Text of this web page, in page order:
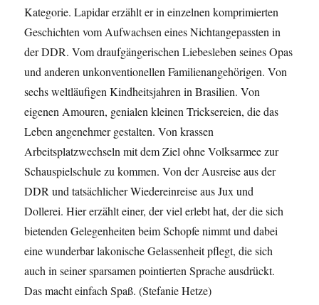
Kategorie. Lapidar erzählt er in einzelnen komprimierten
Geschichten vom Aufwachsen eines Nichtangepassten in
der DDR. Vom draufgängerischen Liebesleben seines Opas
und anderen unkonventionellen Familienangehörigen. Von
sechs weltläufigen Kindheitsjahren in Brasilien. Von
eigenen Amouren, genialen kleinen Tricksereien, die das
Leben angenehmer gestalten. Von krassen
Arbeitsplatzwechseln mit dem Ziel ohne Volksarmee zur
Schauspielschule zu kommen. Von der Ausreise aus der
DDR und tatsächlicher Wiedereinreise aus Jux und
Dollerei. Hier erzählt einer, der viel erlebt hat, der die sich
bietenden Gelegenheiten beim Schopfe nimmt und dabei
eine wunderbar lakonische Gelassenheit pflegt, die sich
auch in seiner sparsamen pointierten Sprache ausdrückt.
Das macht einfach Spaß. (Stefanie Hetze)